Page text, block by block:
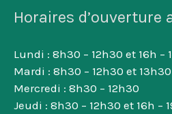
Horaires d’ouverture
Lundi : 8h30 – 12h30 et 16h –
Mardi : 8h30 – 12h30 et 13h30
Mercredi : 8h30 – 12h30
Jeudi : 8h30 – 12h30 et 16h –